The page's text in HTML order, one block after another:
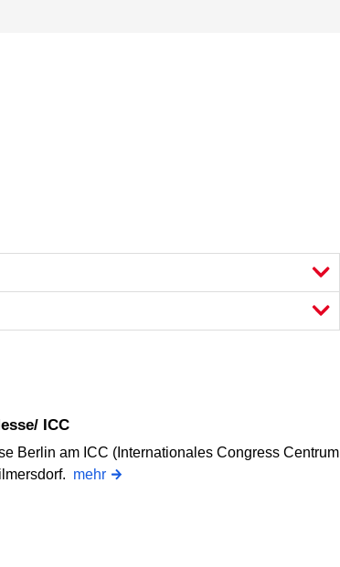
ICC
Berlin am ICC (Internationales Congress Centrum
mehr